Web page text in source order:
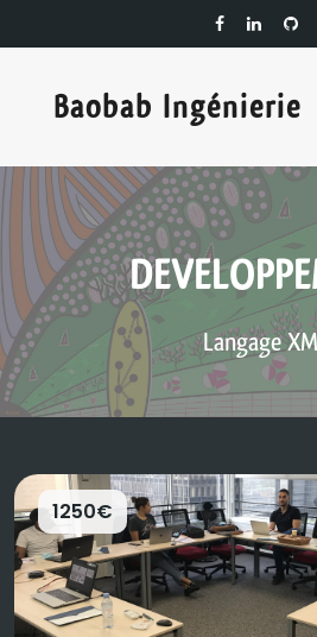
Baobab Ingénierie
Langage
1250€